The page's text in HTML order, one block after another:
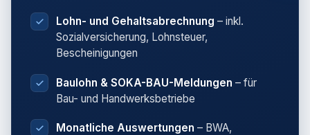
Lohn- und Gehaltsabrechnung – inkl.
Sozialversicherung, Lohnsteuer,
Bescheinigungen
Baulohn & SOKA-BAU-Meldungen – für
Bau- und Handwerksbetriebe
Monatliche Auswertungen – BWA,